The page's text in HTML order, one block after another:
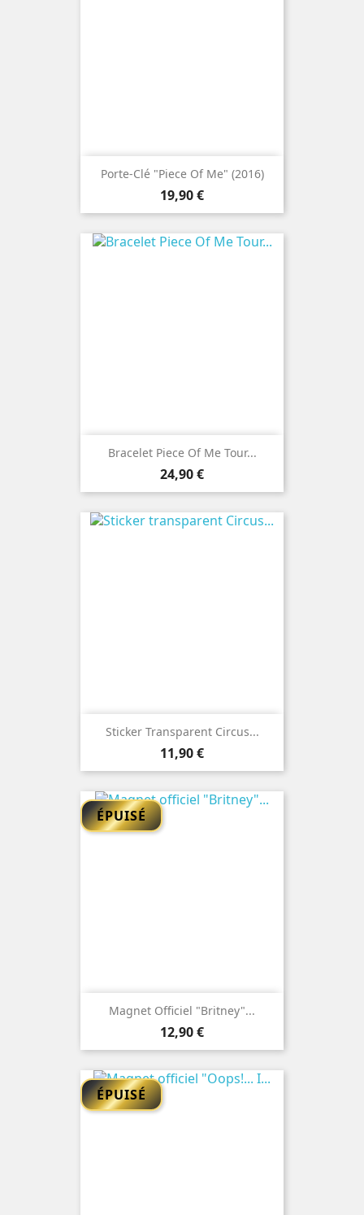
Porte-Clé "Piece Of Me" (2016)
Prix
19,90 €
Bracelet Piece Of Me Tour...
Prix
24,90 €
Sticker Transparent Circus...
Prix
11,90 €
Magnet Officiel "Britney"...
Prix
12,90 €
ÉPUISÉ
ÉPUISÉ